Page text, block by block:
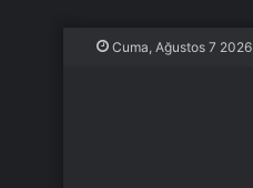
Cuma, Ağustos 7 2026